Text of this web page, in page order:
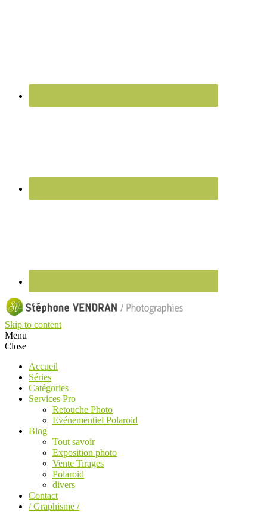
Skip to content
Menu
Close
Accueil
Séries
Catégories
Services Pro
Retouche Photo
Evénementiel Polaroid
Blog
Tout savoir
Exposition photo
Vente Tirages
Polaroid
divers
Contact
/ Graphisme /